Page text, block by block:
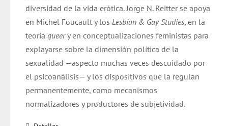
diversidad de la vida erótica. Jorge N. Reitter se apoya
en Michel Foucault y los Lesbian & Gay Studies, en la
teoría queery en conceptualizaciones feministas para
explayarse sobre la dimensión política de la
sexualidad —aspecto muchas veces descuidado por
el psicoanálisis— y los dispositivos que la regulan
permanentemente, como mecanismos
normalizadores y productores de subjetividad.